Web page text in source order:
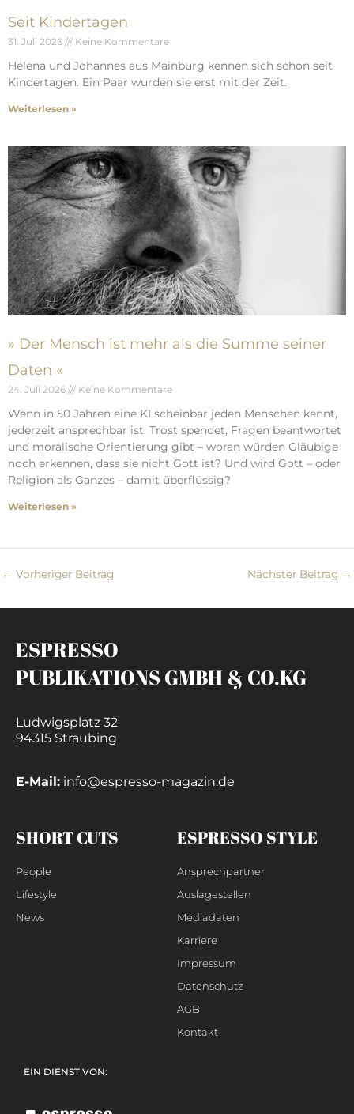
Seit Kindertagen
31. Juli 2026 Keine Kommentare
Helena und Johannes aus Mainburg kennen sich schon seit
Kindertagen. Ein Paar wurden sie erst mit der Zeit.
Weiterlesen »
» Der Mensch ist mehr als die Summe seiner
Daten «
24. Juli 2026 Keine Kommentare
Wenn in 50 Jahren eine KI scheinbar jeden Menschen kennt,
jederzeit ansprechbar ist, Trost spendet, Fragen beantwortet
und moralische Orientierung gibt – woran würden Gläubige
noch erkennen, dass sie nicht Gott ist? Und wird Gott – oder
Religion als Ganzes – damit überflüssig?
Weiterlesen »
← Vorheriger Beitrag Nächster Beitrag →
ESPRESSO
PUBLIKATIONS GMBH & CO.KG
Ludwigsplatz 32
94315 Straubing
E-Mail: info@espresso-magazin.de
SHORT CUTS
People
Lifestyle
News
ESPRESSO STYLE
Ansprechpartner
Auslagestellen
Mediadaten
Karriere
Impressum
Datenschutz
AGB
Kontakt
EIN DIENST VON: